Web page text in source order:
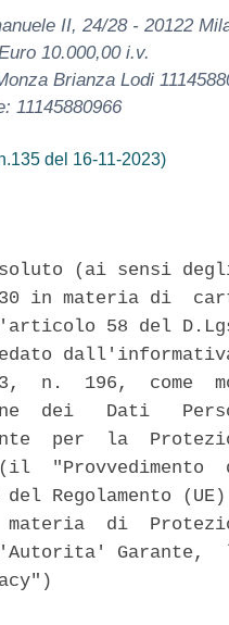
II, 24/28 - 20122
10.000,00 i.v.
Brianza Lodi
11145880966
del 16-11-2023)
(ai sensi
in materia di
58 del
n.  196,  come
dei   Dati
per  la
"Provvedimento
Regolamento
materia  di
Garante,